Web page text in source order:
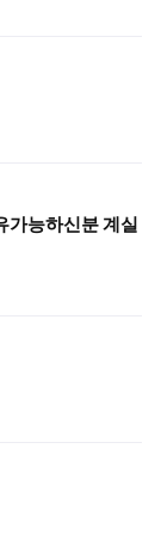
가능하신분 계실